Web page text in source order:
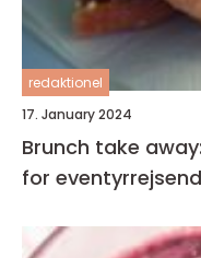
redaktionel
17. January 2024
Brunch take
for